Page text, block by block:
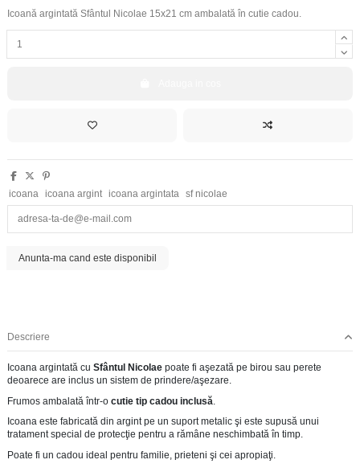
Icoană argintată Sfântul Nicolae 15x21 cm ambalată în cutie cadou.
icoana icoana argint icoana argintata sf nicolae
Descriere
Icoana argintată cu Sfântul Nicolae poate fi aşezată pe birou sau perete
deoarece are inclus un sistem de prindere/aşezare.
Frumos ambalată într-o cutie tip cadou inclusă
Icoana este fabricată din argint pe un suport metalic şi este supusă unui
tratament special de protecţie pentru a rămâne neschimbată în timp.
Poate fi un cadou ideal pentru familie, prieteni şi cei apropiaţi.